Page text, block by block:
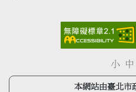
小 中
本網站由臺北市